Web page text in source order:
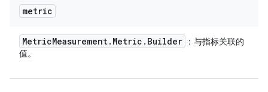
metric
MetricMeasurement. Metric . Builder
：与指标关联的
值。